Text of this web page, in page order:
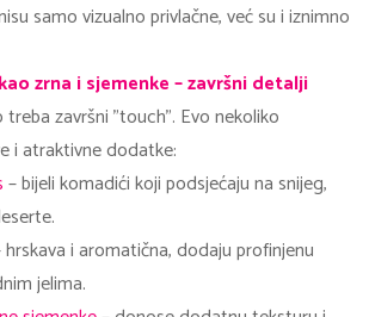
samo vizualno privlačne, već su i iznimno
zrna i sjemenke – završni detalji
treba završni "touch". Evo nekoliko
i atraktivne dodatke:
– bijeli komadići koji podsjećaju na snijeg,
hrskava i aromatična, dodaju profinjenu
jelima.